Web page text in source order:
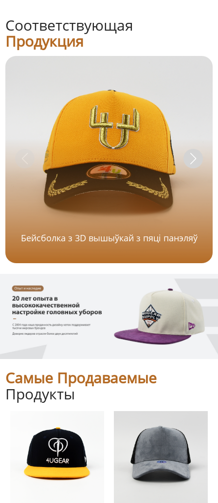
Соответствующая
Продукция
Бейсболка з 3D вышыўкай з пяці панэляў
Самые Продаваемые
Продукты